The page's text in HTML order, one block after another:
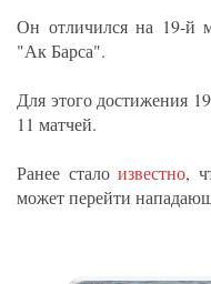
Он отличился на 19-й
"Ак Барса".
Для этого достижения
11 матчей.
Ранее стало известно,
может перейти